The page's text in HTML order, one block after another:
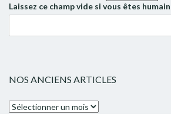
Laissez ce champ vide si vous êtes humain
NOS ANCIENS ARTICLES
Nos